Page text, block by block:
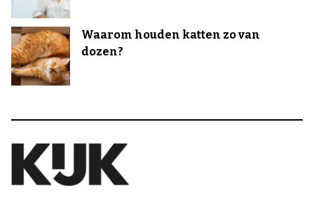
Waarom houden katten zo van
dozen?